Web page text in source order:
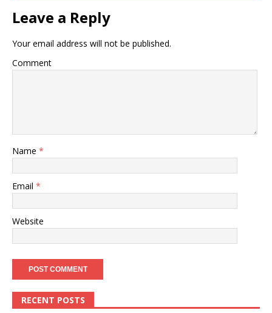
Leave a Reply
Your email address will not be published.
Comment
Name *
Email *
Website
RECENT POSTS